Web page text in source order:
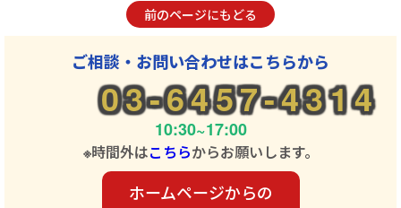
前のページにもどる
ご相談・お問い合わせはこちらから
03-6457-4314
10:30~17:00
※時間外はこちらからお願いします。
ホームページからの